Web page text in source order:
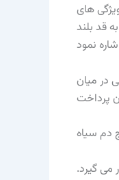
های
قد بلند
در میان
دم سیاه
می گیرد.